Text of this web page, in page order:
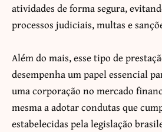
atividades de forma segura,
processos judiciais, multas e
Além do mais, esse tipo de
desempenha um papel essencial
uma corporação no mercado
mesma a adotar condutas que
estabelecidas pela legislação